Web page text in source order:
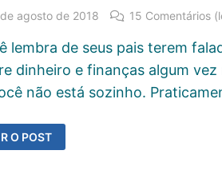
agosto de 2018 15 Comentários
lembra de seus pais terem
dinheiro e finanças algum vez
não está sozinho.
O POST